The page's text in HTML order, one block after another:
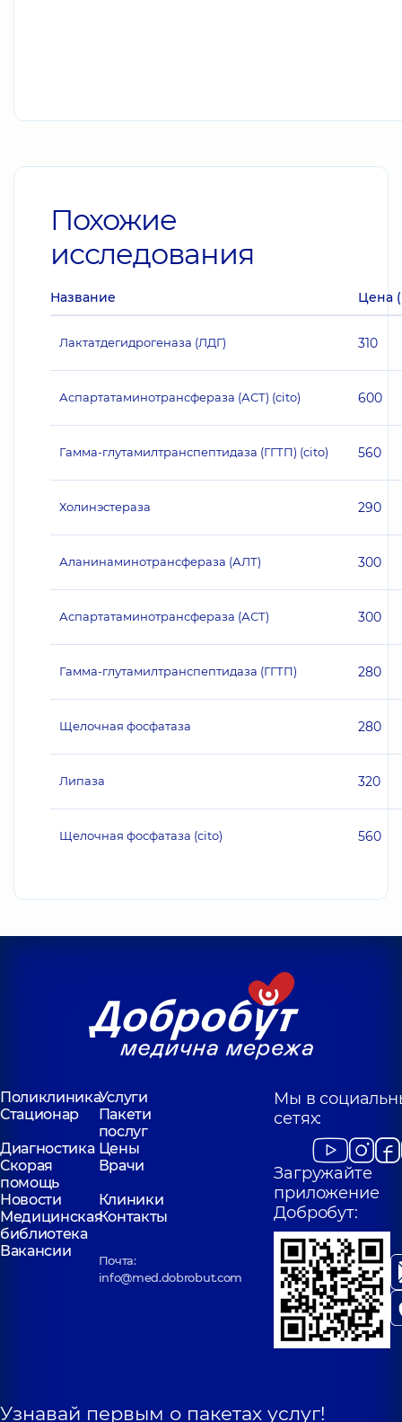
Похожие
исследования
Название Цена
Лактатдегидрогеназа (ЛДГ) 310
Аспартатаминотрансфераза (АСТ) (cito) 600
Гамма-глутамилтранспептидаза (ГГТП) (cito) 560
Холинэстераза 290
Аланинаминотрансфераза (АЛТ) 300
Аспартатаминотрансфераза (АСТ) 300
Гамма-глутамилтранспептидаза (ГГТП) 280
Щелочная фосфатаза 280
Липаза 320
Щелочная фосфатаза (cito) 560
ПоликлиникаУслуги
Стационар
Пакети
послуг
Диагностика Цены
Скорая
помощь
Врачи
Новости
Клиники
Медицинская
библиотека
Контакты
Вакансии
Почта:
info@med.dobrobut.com
Мы в
сетях:
Загружайте
приложение
Добробут:
Узнавай первым о пакетах услуг!